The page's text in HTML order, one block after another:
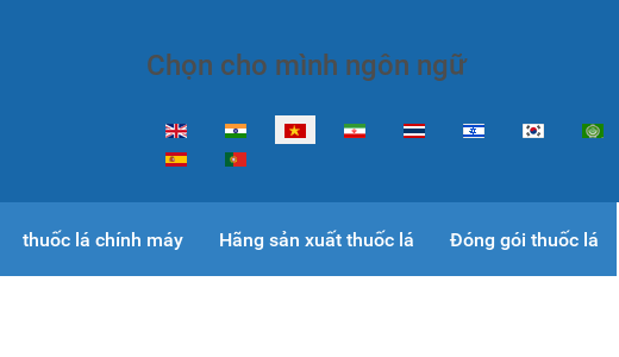
Chọn cho mình ngôn ngữ
Select your language
thuốc lá chính máy Hãng sản xuất thuốc lá Đóng gói thuốc lá